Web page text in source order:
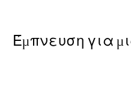
Έμπνευση για